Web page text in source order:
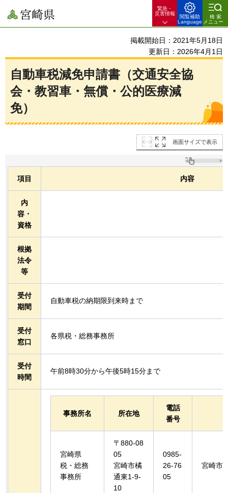
宮崎県
緊急・
災害情報
閲覧補助
Language
検索
メニュー
掲載開始日：2021年5月18日
更新日：2026年4月1日
自動車税減免申請書（交通安全協
会・教習車・無償・公的医療減
免）
画面サイズで表示
項目 内容
内
容・
資格
根拠
法令
等
受付
期間
自動車税の納期限到来時まで
受付
窓口
各県税・総務事務所
受付
時間
午前8時30分から午後5時15分まで
事務所名 所在地
電話
番号
宮崎県
税・総務
事務所
〒880-08
05
宮崎市橘
通東1-9-
10
0985-
26-76
05
宮崎市